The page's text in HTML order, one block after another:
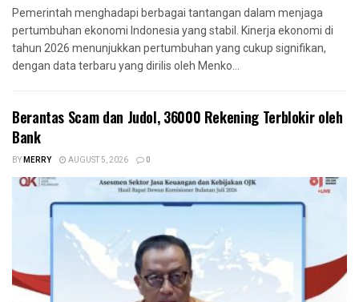
Pemerintah menghadapi berbagai tantangan dalam menjaga
pertumbuhan ekonomi Indonesia yang stabil. Kinerja ekonomi di
tahun 2026 menunjukkan pertumbuhan yang cukup signifikan,
dengan data terbaru yang dirilis oleh Menko...
Berantas Scam dan Judol, 36000 Rekening Terblokir oleh
Bank
BYMERRY AUGUST 5, 2026 0